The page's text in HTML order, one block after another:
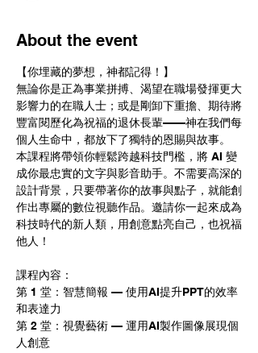
About the event
【你埋藏的夢想，神都記得！】
無論你是正為事業拼搏、渴望在職場發揮更大
影響力的在職人士；或是剛卸下重擔、期待將
豐富閱歷化為祝福的退休長輩——神在我們每
個人生命中，都放下了獨特的恩賜與故事。
本課程將帶領你輕鬆跨越科技門檻，將 AI 變
成你最忠實的文字與影音助手。不需要高深的
設計背景，只要帶著你的故事與點子，就能創
作出專屬的數位視聽作品。邀請你一起來成為
科技時代的新人類，用創意點亮自己，也祝福
他人！
課程內容：
第 1 堂：智慧簡報 — 使用AI提升PPT的效率
和表達力
第 2 堂：視覺藝術 — 運用AI製作圖像展現個
人創意